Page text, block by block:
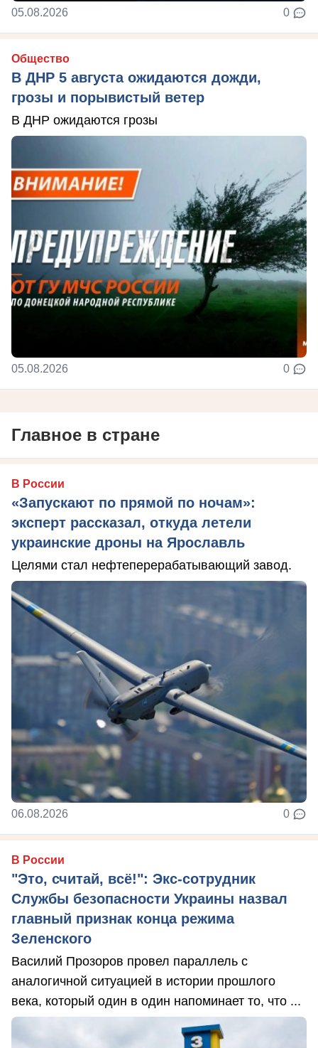
05.08.2026 0
Общество
В ДНР 5 августа ожидаются дожди,
грозы и порывистый ветер
В ДНР ожидаются грозы
05.08.2026 0
Главное в стране
В России
«Запускают по прямой по ночам»:
эксперт рассказал, откуда летели
украинские дроны на Ярославль
Целями стал нефтеперерабатывающий завод.
06.08.2026 0
В России
"Это, считай, всё!": Экс-сотрудник
Службы безопасности Украины назвал
главный признак конца режима
Зеленского
Василий Прозоров провел параллель с
аналогичной ситуацией в истории прошлого
века, который один в один напоминает то, что ...